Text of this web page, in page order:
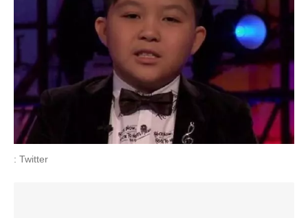
: Twitter